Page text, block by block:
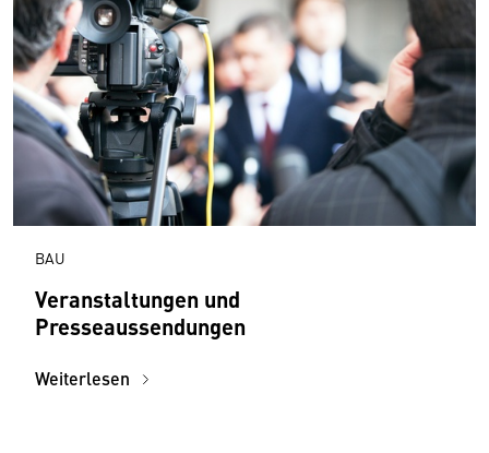
BAU
Veranstaltungen und
Presseaussendungen
Weiterlesen